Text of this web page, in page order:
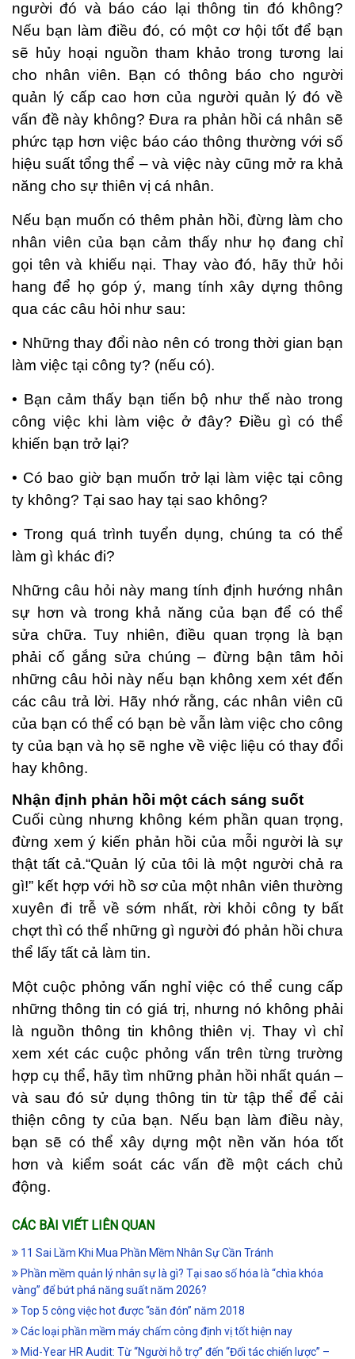
người đó và báo cáo lại thông tin đó không?
Nếu bạn làm điều đó, có một cơ hội tốt để bạn
sẽ hủy hoại nguồn tham khảo trong tương lai
cho nhân viên. Bạn có thông báo cho người
quản lý cấp cao hơn của người quản lý đó về
vấn đề này không? Đưa ra phản hồi cá nhân sẽ
phức tạp hơn việc báo cáo thông thường với số
hiệu suất tổng thể – và việc này cũng mở ra khả
năng cho sự thiên vị cá nhân.
Nếu bạn muốn có thêm phản hồi, đừng làm cho
nhân viên của bạn cảm thấy như họ đang chỉ
gọi tên và khiếu nại. Thay vào đó, hãy thử hỏi
hang để họ góp ý, mang tính xây dựng thông
qua các câu hỏi như sau:
• Những thay đổi nào nên có trong thời gian bạn
làm việc tại công ty? (nếu có).
• Bạn cảm thấy bạn tiến bộ như thế nào trong
công việc khi làm việc ở đây? Điều gì có thể
khiến bạn trở lại?
• Có bao giờ bạn muốn trở lại làm việc tại công
ty không? Tại sao hay tại sao không?
• Trong quá trình tuyển dụng, chúng ta có thể
làm gì khác đi?
Những câu hỏi này mang tính định hướng nhân
sự hơn và trong khả năng của bạn để có thể
sửa chữa. Tuy nhiên, điều quan trọng là bạn
phải cố gắng sửa chúng – đừng bận tâm hỏi
những câu hỏi này nếu bạn không xem xét đến
các câu trả lời. Hãy nhớ rằng, các nhân viên cũ
của bạn có thể có bạn bè vẫn làm việc cho công
ty của bạn và họ sẽ nghe về việc liệu có thay đổi
hay không.
Nhận định phản hồi một cách sáng suốt
Cuối cùng nhưng không kém phần quan trọng,
đừng xem ý kiến ​​phản hồi của mỗi người là sự
thật tất cả.“Quản lý của tôi là một người chả ra
gì!” kết hợp với hồ sơ của một nhân viên thường
xuyên đi trễ về sớm nhất, rời khỏi công ty bất
chợt thì có thể những gì người đó phản hồi chưa
thể lấy tất cả làm tin.
Một cuộc phỏng vấn nghỉ việc có thể cung cấp
những thông tin có giá trị, nhưng nó không phải
là nguồn thông tin không thiên vị. Thay vì chỉ
xem xét các cuộc phỏng vấn trên từng trường
hợp cụ thể, hãy tìm những phản hồi nhất quán –
và sau đó sử dụng thông tin từ tập thể để cải
thiện công ty của bạn. Nếu bạn làm điều này,
bạn sẽ có thể xây dựng một nền văn hóa tốt
hơn và kiểm soát các vấn đề một cách chủ
động.
CÁC BÀI VIẾT LIÊN QUAN
11 Sai Lầm Khi Mua Phần Mềm Nhân Sự Cần Tránh
Phần mềm quản lý nhân sự là gì? Tại sao số hóa là “chìa khóa
vàng” để bứt phá năng suất năm 2026?
Top 5 công việc hot được “săn đón” năm 2018
Các loại phần mềm máy chấm công định vị tốt hiện nay
Mid-Year HR Audit: Từ “Người hỗ trợ” đến “Đối tác chiến lược” –